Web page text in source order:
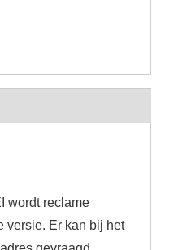
wordt reclame
versie. Er kan bij het